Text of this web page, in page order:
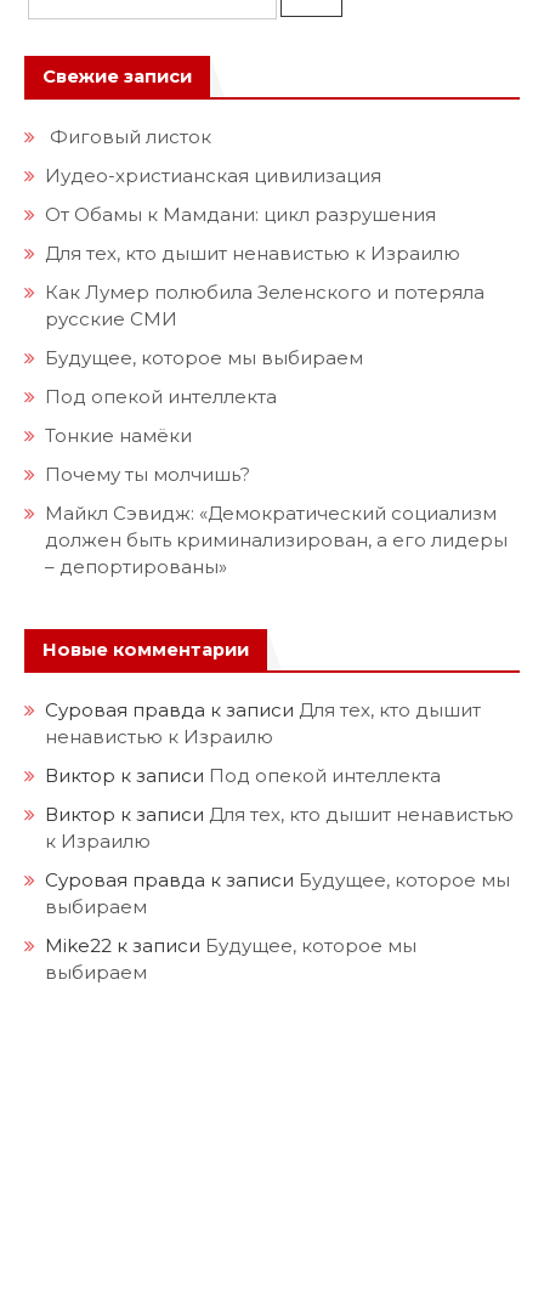
Свежие записи
Фиговый листок
Иудео-христианская цивилизация
От Обамы к Мамдани: цикл разрушения
Для тех, кто дышит ненавистью к Израилю
Как Лумер полюбила Зеленского и потеряла
русские СМИ
Будущее, которое мы выбираем
Под опекой интеллекта
Тонкие намёки
Почему ты молчишь?
Майкл Сэвидж: «Демократический социализм
должен быть криминализирован, а его лидеры
– депортированы»
Новые комментарии
Суровая правда к записи Для тех, кто дышит
ненавистью к Израилю
Виктор к записи Под опекой интеллекта
Виктор к записи Для тех, кто дышит ненавистью
к Израилю
Суровая правда к записи Будущее, которое мы
выбираем
Mike22 к записи Будущее, которое мы
выбираем